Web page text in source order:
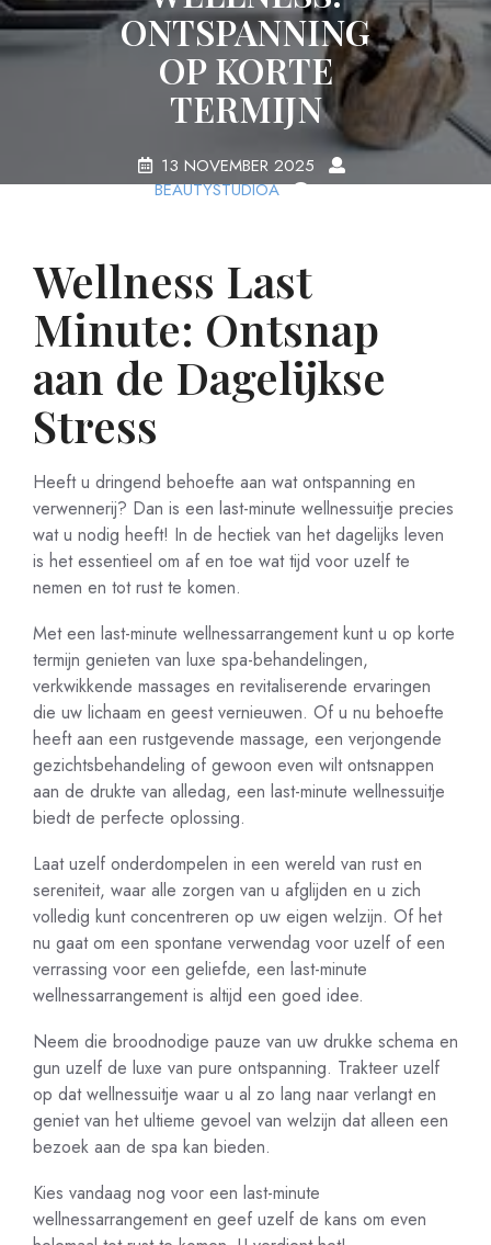
ONTSPANNING
OP KORTE
TERMIJN
13 NOVEMBER 2025
BEAUTYSTUDIOA
0
Wellness Last
Minute: Ontsnap
aan de Dagelijkse
Stress
Heeft u dringend behoefte aan wat ontspanning en
verwennerij? Dan is een last-minute wellnessuitje precies
wat u nodig heeft! In de hectiek van het dagelijks leven
is het essentieel om af en toe wat tijd voor uzelf te
nemen en tot rust te komen.
Met een last-minute wellnessarrangement kunt u op korte
termijn genieten van luxe spa-behandelingen,
verkwikkende massages en revitaliserende ervaringen
die uw lichaam en geest vernieuwen. Of u nu behoefte
heeft aan een rustgevende massage, een verjongende
gezichtsbehandeling of gewoon even wilt ontsnappen
aan de drukte van alledag, een last-minute wellnessuitje
biedt de perfecte oplossing.
Laat uzelf onderdompelen in een wereld van rust en
sereniteit, waar alle zorgen van u afglijden en u zich
volledig kunt concentreren op uw eigen welzijn. Of het
nu gaat om een spontane verwendag voor uzelf of een
verrassing voor een geliefde, een last-minute
wellnessarrangement is altijd een goed idee.
Neem die broodnodige pauze van uw drukke schema en
gun uzelf de luxe van pure ontspanning. Trakteer uzelf
op dat wellnessuitje waar u al zo lang naar verlangt en
geniet van het ultieme gevoel van welzijn dat alleen een
bezoek aan de spa kan bieden.
Kies vandaag nog voor een last-minute
wellnessarrangement en geef uzelf de kans om even